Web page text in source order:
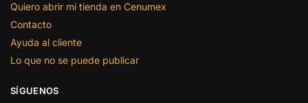
Quiero abrir mi tienda en Cenumex
Contacto
Ayuda al cliente
Lo que no se puede publicar
SÍGUENOS